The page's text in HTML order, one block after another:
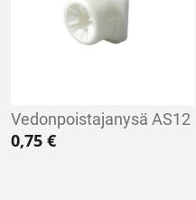
Vedonpoistajanysä AS12
0,75 €